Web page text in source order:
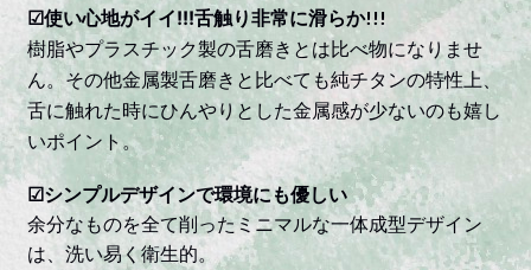
☑︎使い心地がイイ!!!舌触り非常に滑らか!!!
樹脂やプラスチック製の舌磨きとは比べ物になりませ
ん。その他金属製舌磨きと比べても純チタンの特性上、
舌に触れた時にひんやりとした金属感が少ないのも嬉し
いポイント。
☑︎シンプルデザインで環境にも優しい
余分なものを全て削ったミニマルな一体成型デザイン
は、洗い易く衛生的。